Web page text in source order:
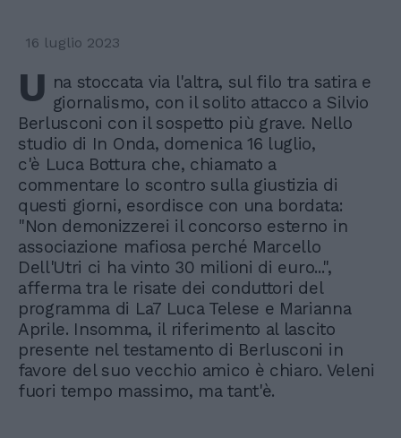
16 luglio 2023
U na stoccata via l'altra, sul filo tra satira e
giornalismo, con il solito attacco a Silvio
Berlusconi con il sospetto più grave. Nello
studio di In Onda, domenica 16 luglio,
c'è Luca Bottura che, chiamato a
commentare lo scontro sulla giustizia di
questi giorni, esordisce con una bordata:
"Non demonizzerei il concorso esterno in
associazione mafiosa perché Marcello
Dell'Utri ci ha vinto 30 milioni di euro...",
afferma tra le risate dei conduttori del
programma di La7 Luca Telese e Marianna
Aprile. Insomma, il riferimento al lascito
presente nel testamento di Berlusconi in
favore del suo vecchio amico è chiaro. Veleni
fuori tempo massimo, ma tant'è.